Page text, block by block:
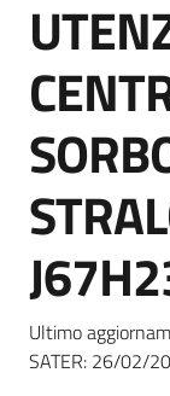
English
site
Seguici
su
Ultimo
SATER: 26/02/